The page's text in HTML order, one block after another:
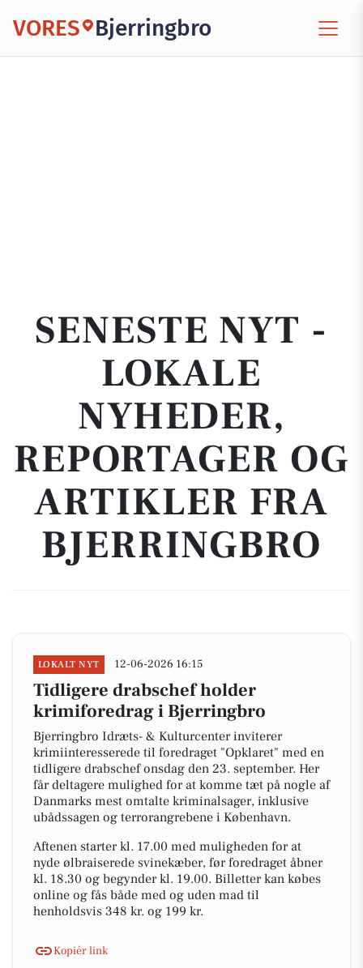
VORES Bjerringbro
SENESTE NYT -
LOKALE
NYHEDER,
REPORTAGER OG
ARTIKLER FRA
BJERRINGBRO
LOKALT NYT 12-06-2026 16:15
Tidligere drabschef holder
krimiforedrag i Bjerringbro
Bjerringbro Idræts- & Kulturcenter inviterer
krimiinteresserede til foredraget "Opklaret" med en
tidligere drabschef onsdag den 23. september. Her
får deltagere mulighed for at komme tæt på nogle af
Danmarks mest omtalte kriminalsager, inklusive
ubådssagen og terrorangrebene i København.
Aftenen starter kl. 17.00 med muligheden for at
nyde ølbraiserede svinekæber, før foredraget åbner
kl. 18.30 og begynder kl. 19.00. Billetter kan købes
online og fås både med og uden mad til
henholdsvis 348 kr. og 199 kr.
Kopiér link